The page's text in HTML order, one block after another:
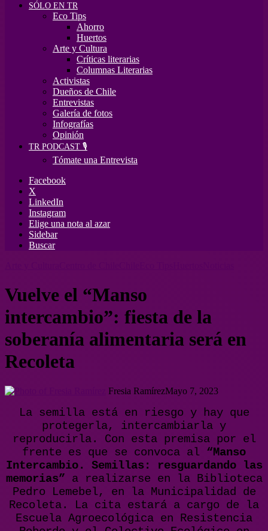
SÓLO EN TR
Eco Tips
Ahorro
Huertos
Arte y Cultura
Críticas literarias
Columnas Literarias
Activistas
Dueños de Chile
Entrevistas
Galería de fotos
Infografías
Opinión
TR PODCAST 🎙️
Tómate una Entrevista
Facebook
X
LinkedIn
Instagram
Elige una nota al azar
Sidebar
Buscar
Vuelve el “Manso
intercambio”: fiesta de la
soberanía alimentaria será en
Recoleta
Fresia RamírezMayo 7, 2023
La semilla está en riesgo y hay que
protegerla, intercambiarla y
reproducirla. Con esta premisa por el
frente es que se convoca al “Manso
Intercambio. Semillas: resguardando las
memorias” a realizarse en la Biblioteca
Pedro Lemebel, en la Municipalidad de
Recoleta. La cita estará a cargo de la
Escuela Agroecológica en Resistencia